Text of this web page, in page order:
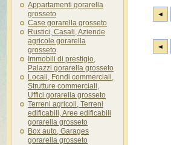
Appartamenti gorarella
grosseto
Case gorarella grosseto
Rustici, Casali, Aziende
agricole gorarella
grosseto
Immobili di prestigio,
Palazzi gorarella grosseto
Locali, Fondi commerciali,
Strutture commerciali,
Uffici gorarella grosseto
Terreni agricoli, Terreni
edificabili, Aree edificabili
gorarella grosseto
Box auto, Garages
gorarella grosseto
◄
◄